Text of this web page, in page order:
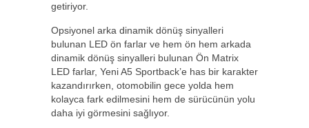
getiriyor.
Opsiyonel arka dinamik dönüş sinyalleri
bulunan LED ön farlar ve hem ön hem arkada
dinamik dönüş sinyalleri bulunan Ön Matrix
LED farlar, Yeni A5 Sportback’e has bir karakter
kazandırırken, otomobilin gece yolda hem
kolayca fark edilmesini hem de sürücünün yolu
daha iyi görmesini sağlıyor.